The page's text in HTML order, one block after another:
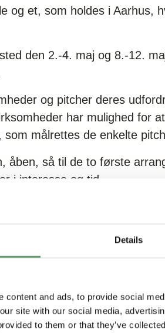
Details
content and ads, to provide social
site with our social media,
to them or that they’ve
og et, som holdes i
den 2.-4. maj og 8.-12.
og pitcher deres
har mulighed for
målrettes de enkelte
åben, så til de to første
i interesse og tid.
som virksomhed og
og identificere
4. maj deler virksomheder
kan passe ind i Plant2Food-